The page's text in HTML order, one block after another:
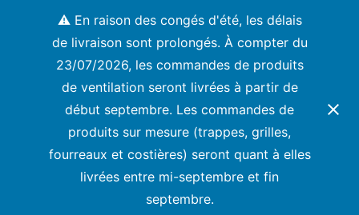
⚠️ En raison des congés d'été, les délais
de livraison sont prolongés. À compter du
23/07/2026, les commandes de produits
de ventilation seront livrées à partir de
début septembre. Les commandes de
produits sur mesure (trappes, grilles,
fourreaux et costières) seront quant à elles
livrées entre mi-septembre et fin
septembre.